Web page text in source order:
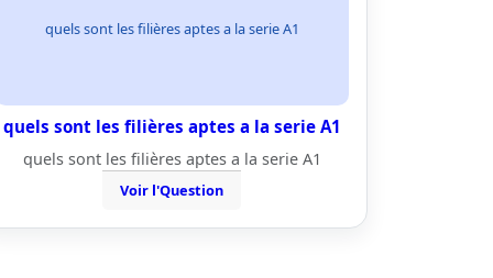
quels sont les filières aptes a la serie A1
quels sont les filières aptes a la serie A1
quels sont les filières aptes a la serie A1
Voir l'Question